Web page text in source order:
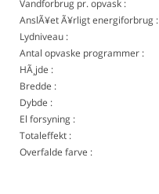
Vandforbrug pr. opvask :
AnslÃ¥et Ã¥rligt energiforbrug :
Lydniveau :
Antal opvaske programmer :
HÃ¸jde :
Bredde :
Dybde :
El forsyning :
Totaleffekt :
Overfalde farve :